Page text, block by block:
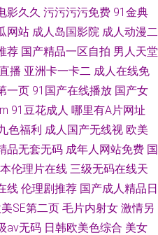
影久久 污污污污免费 91金典
网站 成人岛国影院 成人动漫二
荐 国产精品一区自拍 男人天堂
播 亚洲卡一卡二 成人在线免
一页 91国产在线播放 国产女
91豆花成人 哪里有A片网址
色福利 成人国产无线视 欧美
品无套无码 成年人网站免费 国
伦理片在线 三级无码在线天
线 伦理剧推荐 国产成人精品日
SE第二页 毛片内射女 激情另
av无码 日韩欧美色综合 美女